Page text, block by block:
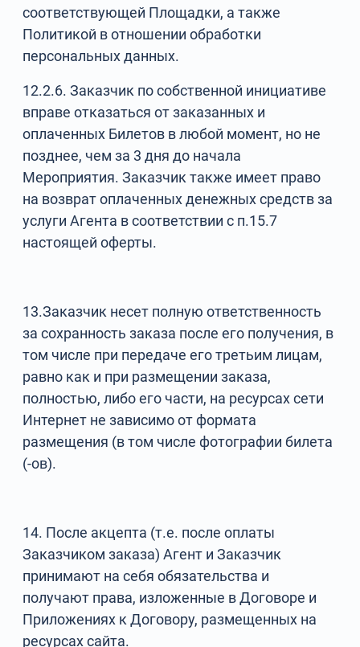
соответствующей Площадки, а также
Политикой в отношении обработки
персональных данных.
12.2.6. Заказчик по собственной инициативе
вправе отказаться от заказанных и
оплаченных Билетов в любой момент, но не
позднее, чем за 3 дня до начала
Мероприятия. Заказчик также имеет право
на возврат оплаченных денежных средств за
услуги Агента в соответствии с п.15.7
настоящей оферты.
13.Заказчик несет полную ответственность
за сохранность заказа после его получения, в
том числе при передаче его третьим лицам,
равно как и при размещении заказа,
полностью, либо его части, на ресурсах сети
Интернет не зависимо от формата
размещения (в том числе фотографии билета
(-ов).
14. После акцепта (т.е. после оплаты
Заказчиком заказа) Агент и Заказчик
принимают на себя обязательства и
получают права, изложенные в Договоре и
Приложениях к Договору, размещенных на
ресурсах сайта.